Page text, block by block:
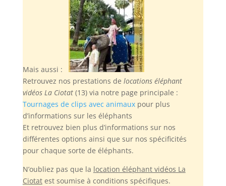
Mais aussi :
Retrouvez nos prestations de locations éléphant
vidéos La Ciotat(13) via notre page principale :
Tournages de clips avec animauxpour plus
d’informations sur les éléphants
Et retrouvez bien plus d’informations sur nos
différentes options ainsi que sur nos spécificités
pour chaque sorte de éléphants.
N’oubliez pas que la location éléphant vidéos La
Ciotatest soumise à conditions spécifiques.